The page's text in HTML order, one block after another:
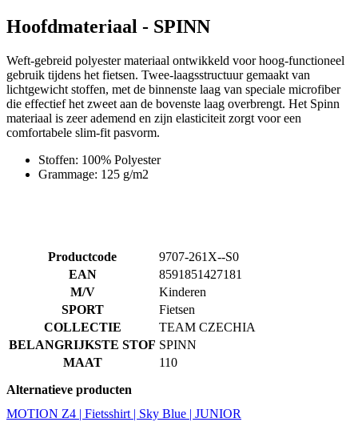
Hoofdmateriaal - SPINN
Weft-gebreid polyester materiaal ontwikkeld voor hoog-functioneel
gebruik tijdens het fietsen. Twee-laagsstructuur gemaakt van
lichtgewicht stoffen, met de binnenste laag van speciale microfiber
die effectief het zweet aan de bovenste laag overbrengt. Het Spinn
materiaal is zeer ademend en zijn elasticiteit zorgt voor een
comfortabele slim-fit pasvorm.
Stoffen: 100% Polyester
Grammage: 125 g/m2
Productcode
9707-261X--S0
EAN
8591851427181
M/V
Kinderen
SPORT
Fietsen
COLLECTIE
TEAM CZECHIA
BELANGRIJKSTE STOF SPINN
MAAT
110
Alternatieve producten
MOTION Z4 | Fietsshirt | Sky Blue | JUNIOR